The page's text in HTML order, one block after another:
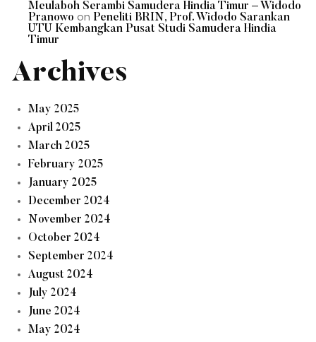
Meulaboh Serambi Samudera Hindia Timur – Widodo
Pranowo on Peneliti BRIN, Prof. Widodo Sarankan
UTU Kembangkan Pusat Studi Samudera Hindia
Timur
Archives
May 2025
April 2025
March 2025
February 2025
January 2025
December 2024
November 2024
October 2024
September 2024
August 2024
July 2024
June 2024
May 2024